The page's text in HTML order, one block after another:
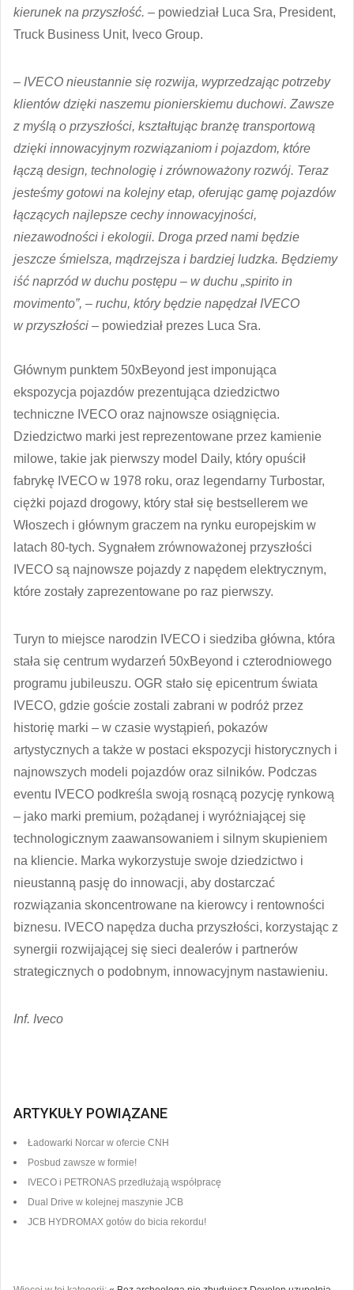
kierunek na przyszłość. – powiedział Luca Sra, President,
Truck Business Unit, Iveco Group.
– IVECO nieustannie się rozwija, wyprzedzając potrzeby
klientów dzięki naszemu pionierskiemu duchowi. Zawsze
z myślą o przyszłości, kształtując branżę transportową
dzięki innowacyjnym rozwiązaniom i pojazdom, które
łączą design, technologię i zrównoważony rozwój. Teraz
jesteśmy gotowi na kolejny etap, oferując gamę pojazdów
łączących najlepsze cechy innowacyjności,
niezawodności i ekologii. Droga przed nami będzie
jeszcze śmielsza, mądrzejsza i bardziej ludzka. Będziemy
iść naprzód w duchu postępu – w duchu „spirito in
movimento”, – ruchu, który będzie napędzał IVECO
w przyszłości – powiedział prezes Luca Sra.
Głównym punktem 50xBeyond jest imponująca
ekspozycja pojazdów prezentująca dziedzictwo
techniczne IVECO oraz najnowsze osiągnięcia.
Dziedzictwo marki jest reprezentowane przez kamienie
milowe, takie jak pierwszy model Daily, który opuścił
fabrykę IVECO w 1978 roku, oraz legendarny Turbostar,
ciężki pojazd drogowy, który stał się bestsellerem we
Włoszech i głównym graczem na rynku europejskim w
latach 80-tych. Sygnałem zrównoważonej przyszłości
IVECO są najnowsze pojazdy z napędem elektrycznym,
które zostały zaprezentowane po raz pierwszy.
Turyn to miejsce narodzin IVECO i siedziba główna, która
stała się centrum wydarzeń 50xBeyond i czterodniowego
programu jubileuszu. OGR stało się epicentrum świata
IVECO, gdzie goście zostali zabrani w podróż przez
historię marki – w czasie wystąpień, pokazów
artystycznych a także w postaci ekspozycji historycznych i
najnowszych modeli pojazdów oraz silników. Podczas
eventu IVECO podkreśla swoją rosnącą pozycję rynkową
– jako marki premium, pożądanej i wyróżniającej się
technologicznym zaawansowaniem i silnym skupieniem
na kliencie. Marka wykorzystuje swoje dziedzictwo i
nieustanną pasję do innowacji, aby dostarczać
rozwiązania skoncentrowane na kierowcy i rentowności
biznesu. IVECO napędza ducha przyszłości, korzystając z
synergii rozwijającej się sieci dealerów i partnerów
strategicznych o podobnym, innowacyjnym nastawieniu.
Inf. Iveco
ARTYKUŁY POWIĄZANE
Ładowarki Norcar w ofercie CNH
Posbud zawsze w formie!
IVECO i PETRONAS przedłużają współpracę
Dual Drive w kolejnej maszynie JCB
JCB HYDROMAX gotów do bicia rekordu!